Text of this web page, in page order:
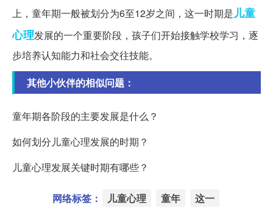
上，童年期一般被划分为6至12岁之间，这一时期是儿童
心理发展的一个重要阶段，孩子们开始接触学校学习，逐
步培养认知能力和社会交往技能。
其他小伙伴的相似问题：
童年期各阶段的主要发展是什么？
如何划分儿童心理发展的时期？
儿童心理发展关键时期有哪些？
网络标签： 儿童心理 童年 这一